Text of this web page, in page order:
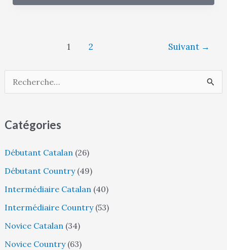
e
h
r
c
h
e
r
Catégories
Débutant Catalan (26)
Débutant Country(49)
Intermédiaire Catalan (40)
Intermédiaire Country(53)
Novice Catalan (34)
Novice Country(63)
1 2 Suivant →